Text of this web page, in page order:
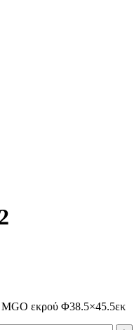
MGO εκρού Φ38.5×45.5εκ